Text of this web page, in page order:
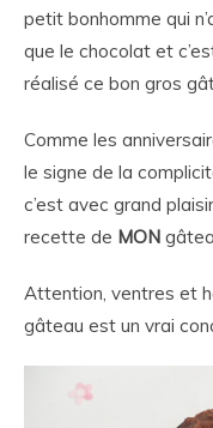
petit bonhomme qui
que le chocolat et
réalisé ce bon gros
Comme les
le signe de la
c’est avec grand
recette de MON
Attention, ventres et
gâteau est un vrai